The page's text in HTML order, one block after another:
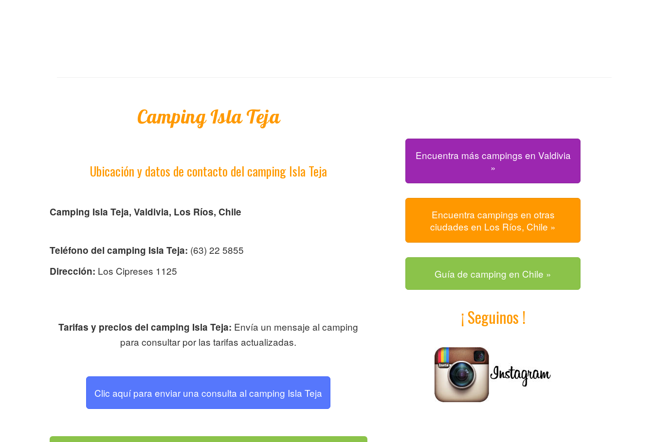
Camping Isla Teja
Ubicación y datos de contacto del camping Isla Teja
Camping Isla Teja, Valdivia, Los Ríos, Chile
Teléfono del camping Isla Teja: (63) 22 5855
Dirección: Los Cipreses 1125
Tarifas y precios del camping Isla Teja: Envía un mensaje al camping
para consultar por las tarifas actualizadas.
Clic aquí para enviar una consulta al camping Isla Teja
Encuentra más campings en Valdivia
»
Encuentra campings en otras
ciudades en Los Ríos, Chile »
Guía de camping en Chile »
¡ Seguinos !